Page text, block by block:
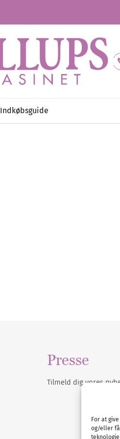
For at
og/eller få
Indkøbsguide
Presse
Tilmeld dig vores